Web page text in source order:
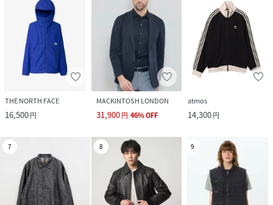
THE NORTH FACE
16,500円
MACKINTOSH LONDON
31,900円 46%OFF
atmos
14,300円
7 8 9